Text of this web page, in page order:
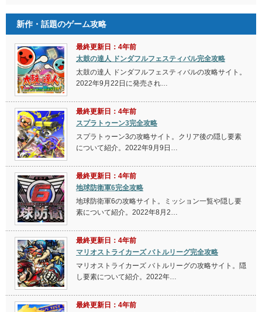
新作・話題のゲーム攻略
最終更新日：4年前
太鼓の達人 ドンダフルフェスティバル完全攻略
太鼓の達人 ドンダフルフェスティバルの攻略サイト。
2022年9月22日に発売され…
最終更新日：4年前
スプラトゥーン3完全攻略
スプラトゥーン3の攻略サイト。クリア後の隠し要素
について紹介。2022年9月9日…
最終更新日：4年前
地球防衛軍6完全攻略
地球防衛軍6の攻略サイト。ミッション一覧や隠し要
素について紹介。2022年8月2…
最終更新日：4年前
マリオストライカーズ バトルリーグ完全攻略
マリオストライカーズ バトルリーグの攻略サイト。隠
し要素について紹介。2022年…
最終更新日：4年前